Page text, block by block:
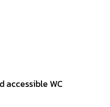
accessible WC